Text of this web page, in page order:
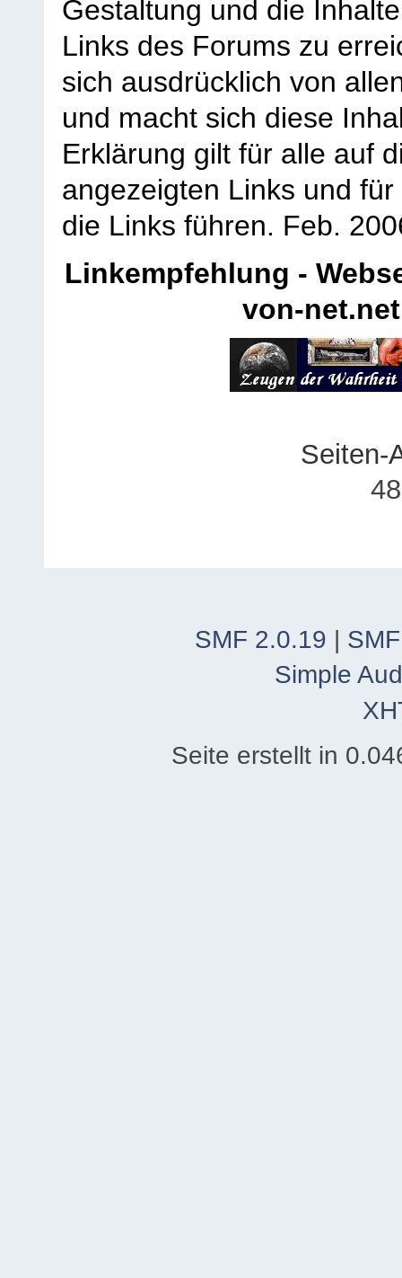
Gestaltung und die
Links des Forums zu
sich ausdrücklich von
und macht sich diese
Erklärung gilt für alle auf
angezeigten Links und
die Links führen. Feb.
Linkempfehlung -
von-net.net
Seiten-
SMF 2.0.19 |
Simple
Seite erstellt in